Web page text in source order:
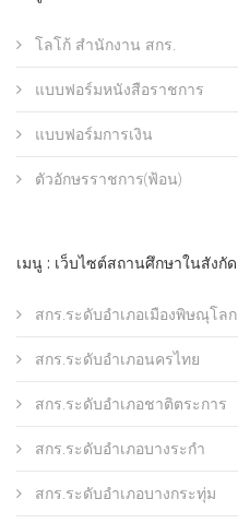
โลโก้ สำนักงาน สกร.
แบบฟอร์มหนังสือราชการ
แบบฟอร์มการเงิน
ตัวอักษรราชการ(ฟ้อน)
เมนู : เว็บไซต์สถานศึกษาในสังกัด
สกร.ระดับอำเภอเมืองพิษณุโลก
สกร.ระดับอำเภอนครไทย
สกร.ระดับอำเภอชาติตระการ
สกร.ระดับอำเภอบางระกำ
สกร.ระดับอำเภอบางกระทุ่ม